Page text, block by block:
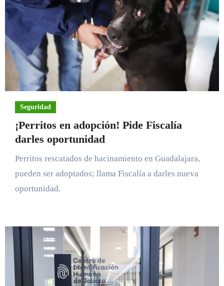
Seguridad
¡Perritos en adopción! Pide Fiscalía
darles oportunidad
Perritos rescatados de hacinamiento en Guadalajara,
pueden ser adoptados; llama Fiscalía a darles nueva
oportunidad.